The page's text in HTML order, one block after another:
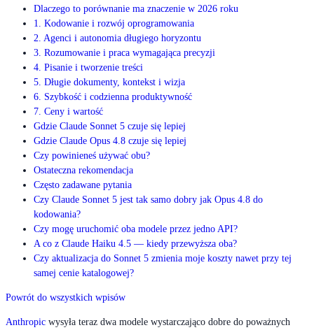
Dlaczego to porównanie ma znaczenie w 2026 roku
1. Kodowanie i rozwój oprogramowania
2. Agenci i autonomia długiego horyzontu
3. Rozumowanie i praca wymagająca precyzji
4. Pisanie i tworzenie treści
5. Długie dokumenty, kontekst i wizja
6. Szybkość i codzienna produktywność
7. Ceny i wartość
Gdzie Claude Sonnet 5 czuje się lepiej
Gdzie Claude Opus 4.8 czuje się lepiej
Czy powinieneś używać obu?
Ostateczna rekomendacja
Często zadawane pytania
Czy Claude Sonnet 5 jest tak samo dobry jak Opus 4.8 do
kodowania?
Czy mogę uruchomić oba modele przez jedno API?
A co z Claude Haiku 4.5 — kiedy przewyższa oba?
Czy aktualizacja do Sonnet 5 zmienia moje koszty nawet przy tej
samej cenie katalogowej?
Powrót do wszystkich wpisów
Anthropic wysyła teraz dwa modele wystarczająco dobre do poważnych